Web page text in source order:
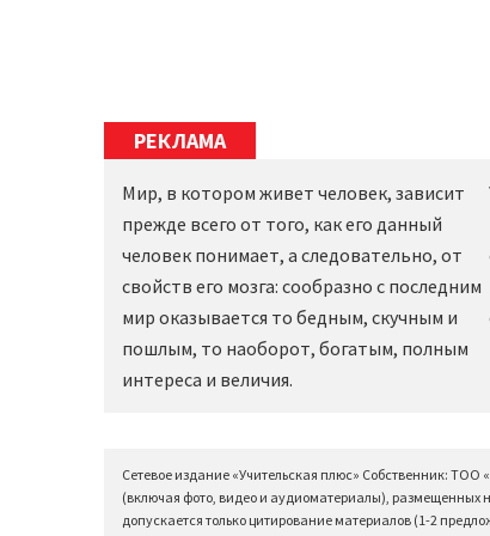
РЕКЛАМА
Мир, в котором живет человек, зависит
прежде всего от того, как его данный
человек понимает, а следовательно, от
свойств его мозга: сообразно с последним
мир оказывается то бедным, скучным и
пошлым, то наоборот, богатым, полным
интереса и величия.
Сетевое издание «Учительская плюс» Собственник:
(включая фото, видео и аудиоматериалы), размещенных
допускается только цитирование материалов (1-2